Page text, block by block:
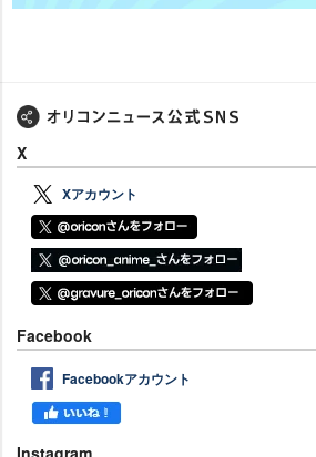
X
Xアカウント
Facebook
Facebookアカウント
Instagram